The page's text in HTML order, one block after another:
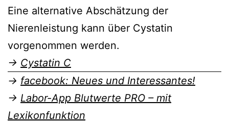
Eine alternative Abschätzung der
Nierenleistung kann über Cystatin
vorgenommen werden.
→ Cystatin C
→ facebook: Neues und Interessantes!
→ Labor-App Blutwerte PRO – mit
Lexikonfunktion